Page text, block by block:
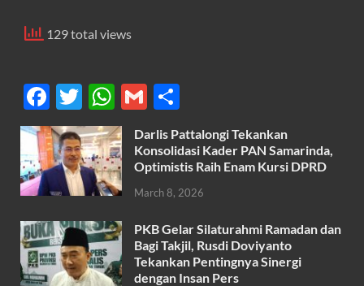
129 total views
F
ac
e
b
o
o
k
T
w
itt
er
W
h
at
s
A
p
p
G
m
ail
h
ar
e
Darlis Pattalongi Tekankan
Konsolidasi Kader PAN Samarinda,
Optimistis Raih Enam Kursi DPRD
March 8, 2026
PKB Gelar Silaturahmi Ramadan dan
Bagi Takjil, Rusdi Doviyanto
Tekankan Pentingnya Sinergi
dengan Insan Pers